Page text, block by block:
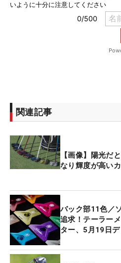
関連記事
【画像】陽光だ
なり輝度が高い
バック部11色／
追求！テーラー
ター、5月19日